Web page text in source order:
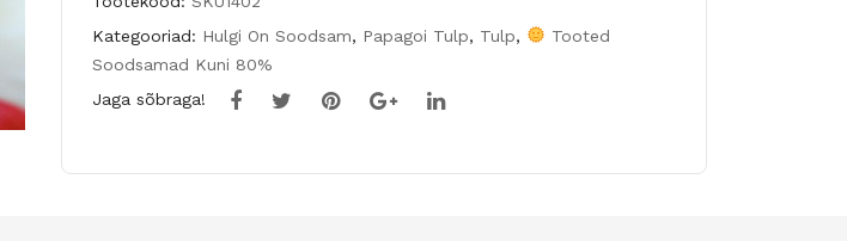
Kategooriad: Hulgi On Soodsam, Papagoi Tulp, Tulp,
Tooted
Soodsamad Kuni 80%
Jaga sõbraga!